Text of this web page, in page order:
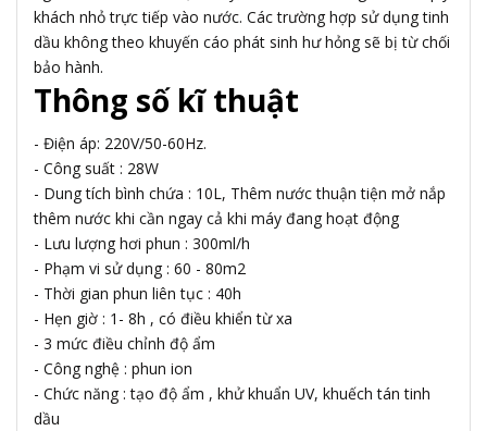
khách nhỏ trực tiếp vào nước. Các trường hợp sử dụng tinh
dầu không theo khuyến cáo phát sinh hư hỏng sẽ bị từ chối
bảo hành.
Thông số kĩ thuật
- Điện áp: 220V/50-60Hz.
- Công suất : 28W
- Dung tích bình chứa : 10L, Thêm nước thuận tiện mở nắp
thêm nước khi cần ngay cả khi máy đang hoạt động
- Lưu lượng hơi phun : 300ml/h
- Phạm vi sử dụng : 60 - 80m2
- Thời gian phun liên tục : 40h
- Hẹn giờ : 1- 8h , có điều khiển từ xa
- 3 mức điều chỉnh độ ẩm
- Công nghệ : phun ion
- Chức năng : tạo độ ẩm , khử khuẩn UV, khuếch tán tinh
dầu